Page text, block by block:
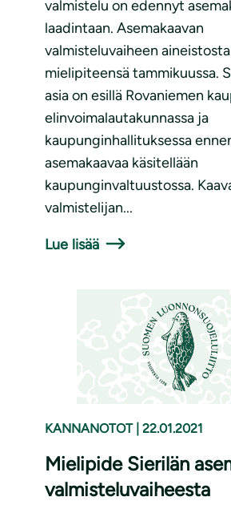
valmistelu on edennyt
laadintaan. Asemakaavan
valmisteluvaiheen
mielipiteensä tammikuussa.
asia on esillä Rovaniemen
elinvoimalautakunnassa ja
kaupunginhallituksessa
asemakaavaa käsitellään
kaupunginvaltuustossa.
valmistelijan...
Lue lisää
KANNANOTOT 22.01.2021
Mielipide Sierilän
valmisteluvaiheesta